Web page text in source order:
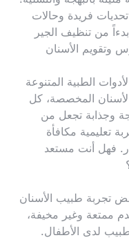
فريدة وحالات
من تنظيف الجير
وتقويم الأسنان
الطبية المتنوعة
المخصصة، كل
وجذابة تجعل من
تعليمية مكافأة
فهل أنت مستعد
تجربة طبيب الأسنان
ممتعة وغير مخيفة،
لدى الأطفال.